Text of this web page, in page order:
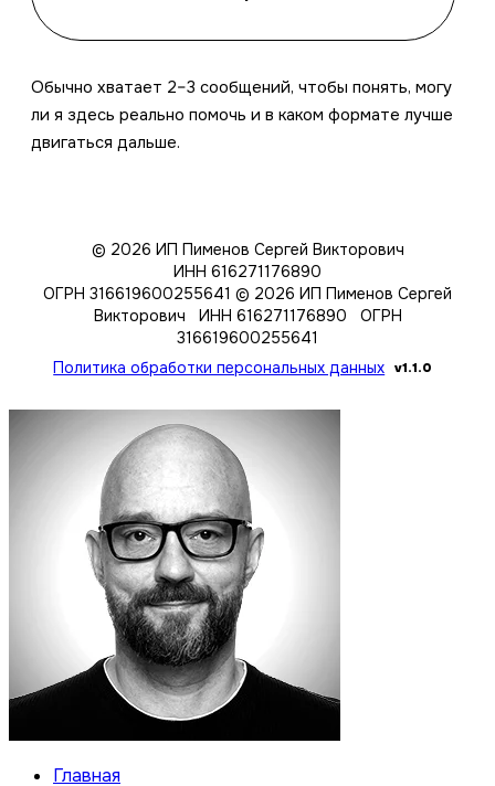
Обычно хватает 2–3 сообщений, чтобы понять, могу
ли я здесь реально помочь и в каком формате лучше
двигаться дальше.
© 2026 ИП Пименов Сергей Викторович
ИНН 616271176890
ОГРН 316619600255641 © 2026 ИП Пименов Сергей
Викторович ИНН 616271176890 ОГРН
316619600255641
Политика обработки персональных данных v1.1.0
Главная